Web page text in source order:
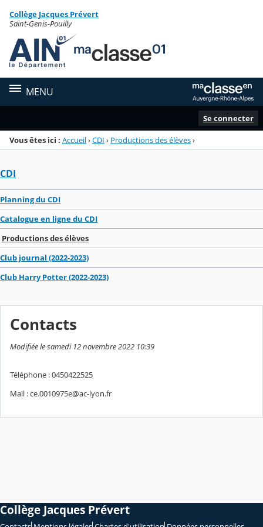
Menu de la rubrique
Contenu
Collège Jacques Prévert
Saint-Genis-Pouilly
MENU
Se connecter
Vous êtes ici : Accueil›CDI › Productions des élèves›
CDI
Planning du CDI
Catalogue en ligne du CDI
Productions des élèves
Club journal (2022-2023)
Club Harry Potter (2022-2023)
Contacts
Modifiée le samedi 12 novembre 2022 10:39
Téléphone : 0450422525
Mail : ce.0010975e@ac-lyon.fr
Collège Jacques Prévert